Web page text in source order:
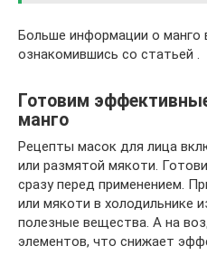
Больше информации о манго
ознакомившись со статьей .
Готовим
манго
Рецепты масок для лица
или размятой мякоти.
сразу перед применением.
или мякоти в холодильнике
полезные вещества. А на
элементов, что снижает